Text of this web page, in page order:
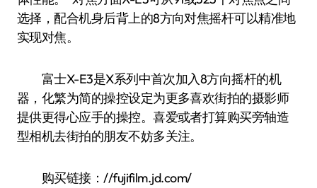
选择，配合机身后背上的8方向对焦摇杆可以精准地
实现对焦。
富士X-E3是X系列中首次加入8方向摇杆的机
器，化繁为简的操控设定为更多喜欢街拍的摄影师
提供更得心应手的操控。喜爱或者打算购买旁轴造
型相机去街拍的朋友不妨多关注。
购买链接：//fujifilm.jd.com/